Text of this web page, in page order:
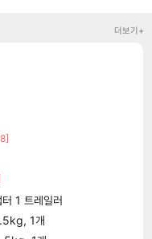
더보기+
1 트레일러
1개